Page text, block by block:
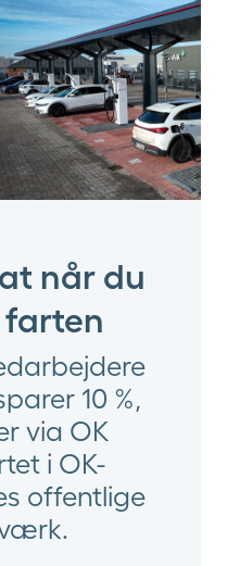
når du
10 %,
via OK
i OK-
offentlige